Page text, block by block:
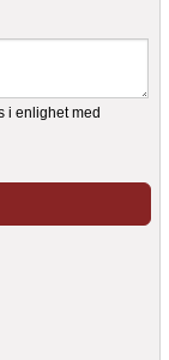
i enlighet med